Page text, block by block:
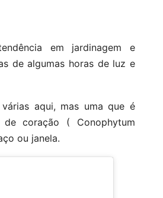
em jardinagem e
de algumas horas de luz e
aqui, mas uma que é
coração ( Conophytum
ou janela.